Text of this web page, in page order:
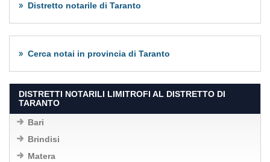
Distretto notarile di Taranto
Cerca notai in provincia di Taranto
DISTRETTI NOTARILI LIMITROFI AL DISTRETTO DI
TARANTO
Bari
Brindisi
Matera